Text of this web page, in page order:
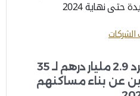
الشركات
"الاتحادية للضرائب" ترد 2.9 مليار درهم لـ 35
عن بناء مساكنهم